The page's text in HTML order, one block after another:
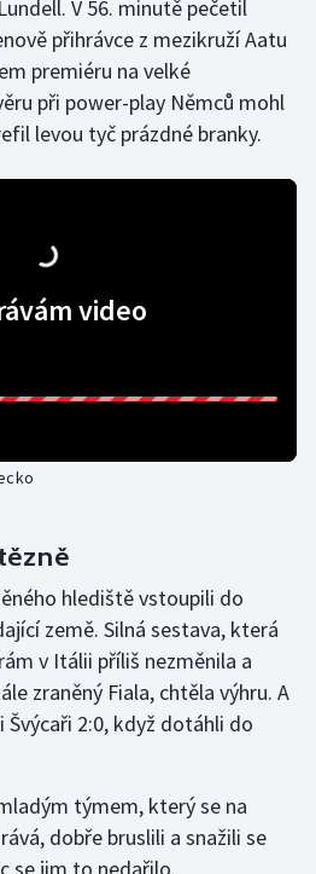
V 56. minutě pečetil
přihrávce z mezikruží Aatu
premiéru na velké
při power-play Němců mohl
levou tyč prázdné branky.
video
hlediště vstoupili do
země. Silná sestava, která
v Itálii příliš nezměnila a
zraněný Fiala, chtěla výhru. A
2:0, když dotáhli do
týmem, který se na
dobře bruslili a snažili se